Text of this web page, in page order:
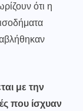
ότι η
με την
που ίσχυαν